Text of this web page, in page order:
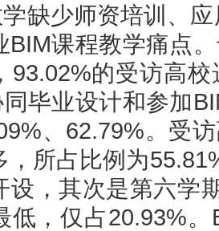
缺少师资培训、
BIM课程教学痛点
93.02%的受访高
毕业设计和参加
、62.79%。受
，所占比例为
设，其次是第六学
低，仅占20.93%